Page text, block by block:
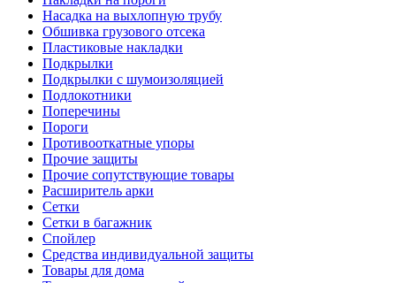
Насадка на выхлопную трубу
Обшивка грузового отсека
Пластиковые накладки
Подкрылки
Подкрылки с шумоизоляцией
Подлокотники
Поперечины
Пороги
Противооткатные упоры
Прочие защиты
Прочие сопутствующие товары
Расширитель арки
Сетки
Сетки в багажник
Спойлер
Средства индивидуальной защиты
Товары для дома